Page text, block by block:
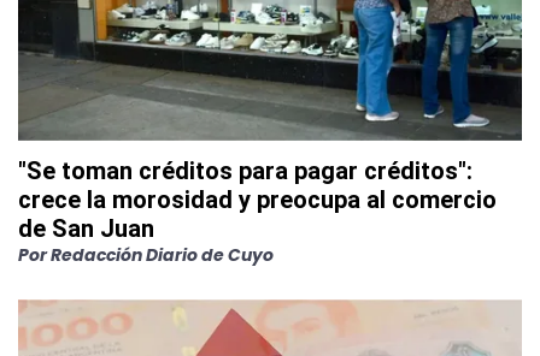
"Se toman créditos para pagar créditos":
crece la morosidad y preocupa al comercio
de San Juan
PorRedacción Diario de Cuyo